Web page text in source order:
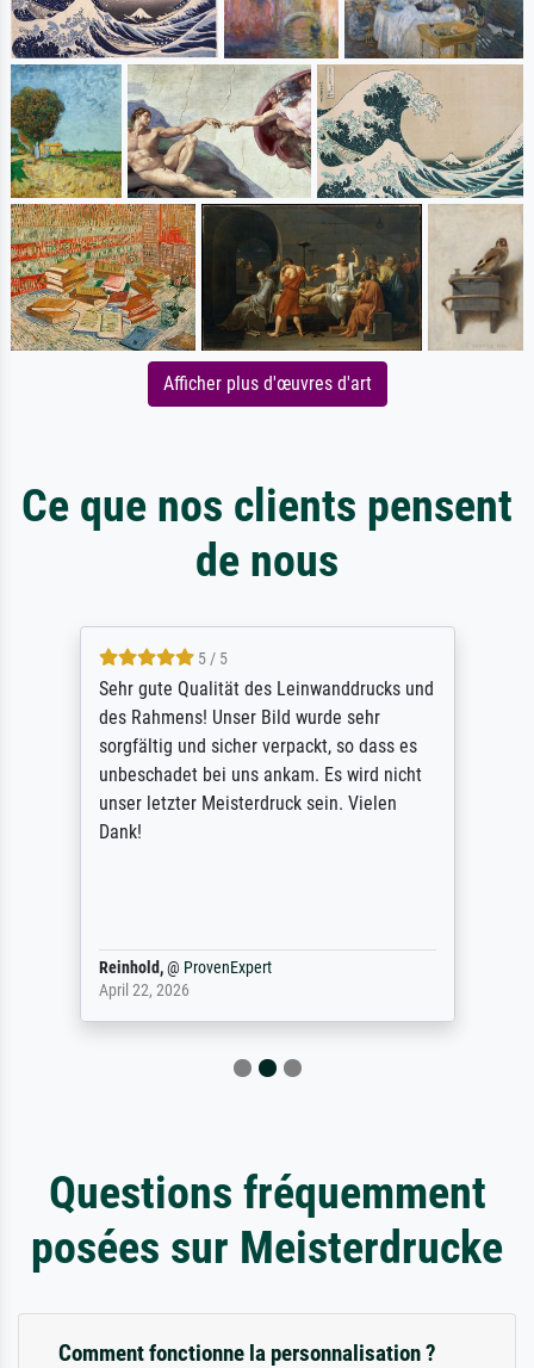
Afficher plus d'œuvres d'art
Ce que nos clients pensent
de nous
5 / 5
Sehr gute Qualität des Leinwanddrucks und
des Rahmens! Unser Bild wurde sehr
sorgfältig und sicher verpackt, so dass es
unbeschadet bei uns ankam. Es wird nicht
unser letzter Meisterdruck sein. Vielen
Dank!
Reinhold,@ ProvenExpert
April 22, 2026
Questions fréquemment
posées sur Meisterdrucke
Comment fonctionne la personnalisation ?